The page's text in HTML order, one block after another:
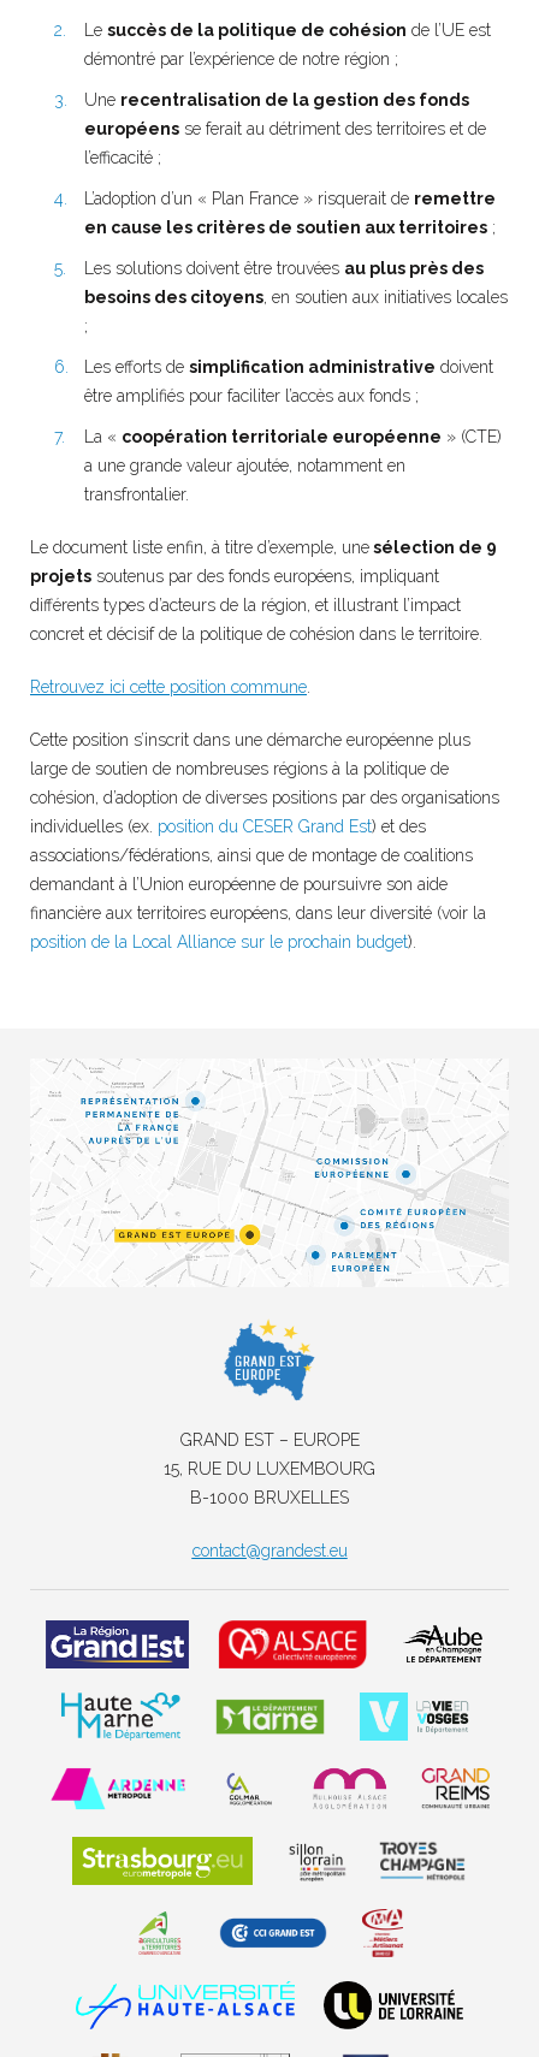
Le succès de la politique de cohésion de l’UE est
démontré par l’expérience de notre région ;
Une recentralisation de la gestion des fonds
européens se ferait au détriment des territoires et de
l’efficacité ;
L’adoption d’un « Plan France » risquerait de remettre
en cause les critères de soutien aux territoires ;
Les solutions doivent être trouvées au plus près des
besoins des citoyens, en soutien aux initiatives locales
;
Les efforts de simplification administrative doivent
être amplifiés pour faciliter l’accès aux fonds ;
La « coopération territoriale européenne » (CTE)
a une grande valeur ajoutée, notamment en
transfrontalier.
Le document liste enfin, à titre d’exemple, unesélection de 9
projets soutenus par des fonds européens, impliquant
différents types d’acteurs de la région, et illustrant l’impact
concret et décisif de la politique de cohésion dans le territoire.
Retrouvez ici cette position commune
Cette position s’inscrit dans une démarche européenne plus
large de soutien de nombreuses régions à la politique de
cohésion, d’adoption de diverses positions par des organisations
individuelles (ex. position du CESER Grand Est) et des
associations/fédérations, ainsi que de montage de coalitions
demandant à l’Union européenne de poursuivre son aide
financière aux territoires européens, dans leur diversité (voir la
position de la Local Alliance sur le prochain budget).
GRAND EST – EUROPE
15, RUE DU LUXEMBOURG
B-1000 BRUXELLES
contact@grandest.eu